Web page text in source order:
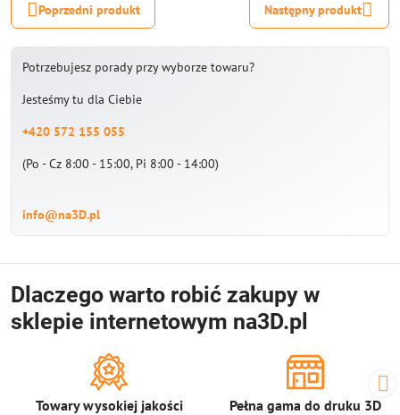
Poprzedni produkt Następny produkt
Potrzebujesz porady przy wyborze towaru?
Jesteśmy tu dla Ciebie
+420 572 155 055
(Po - Cz 8:00 - 15:00, Pi 8:00 - 14:00)
info@na3D.pl
Dlaczego warto robić zakupy w
sklepie internetowym na3D.pl
Towary wysokiej jakości Pełna gama do druku 3D